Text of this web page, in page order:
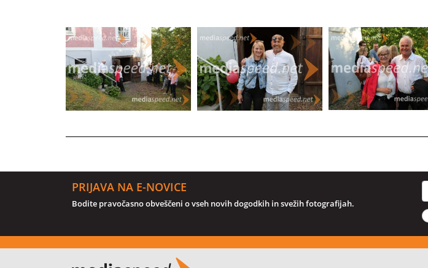
PRIJAVA NA E-NOVICE
Bodite pravočasno obveščeni o vseh novih dogodkih in svežih fotografijah.